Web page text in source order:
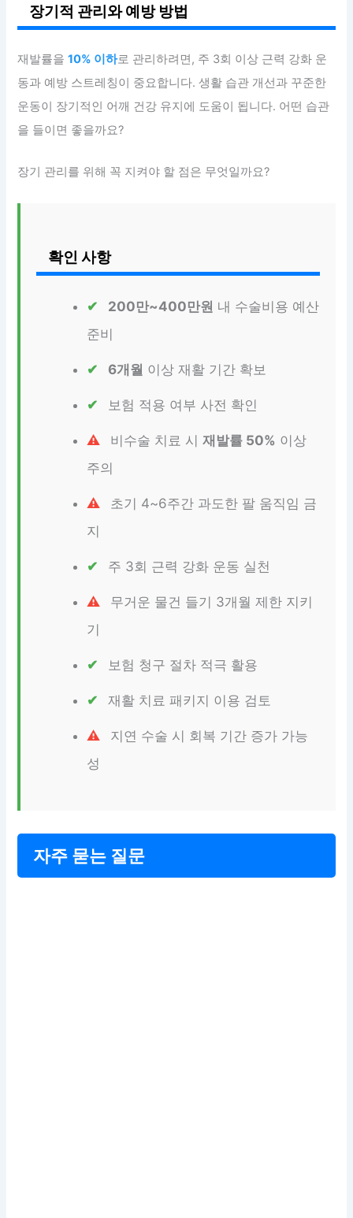
장기적 관리와 예방 방법
재발률을10% 이하로 관리하려면, 주 3회 이상 근력 강화 운
동과 예방 스트레칭이 중요합니다. 생활 습관 개선과 꾸준한
운동이 장기적인 어깨 건강 유지에 도움이 됩니다. 어떤 습관
을 들이면 좋을까요?
장기 관리를 위해 꼭 지켜야 할 점은 무엇일까요?
확인 사항
200만~400만원 내 수술비용 예산
준비
6개월 이상 재활 기간 확보
보험 적용 여부 사전 확인
비수술 치료 시재발률 50% 이상
주의
초기 4~6주간 과도한 팔 움직임 금
지
주 3회 근력 강화 운동 실천
무거운 물건 들기 3개월 제한 지키
기
보험 청구 절차 적극 활용
재활 치료 패키지 이용 검토
지연 수술 시 회복 기간 증가 가능
성
자주 묻는 질문